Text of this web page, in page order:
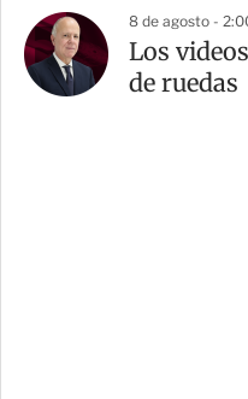
8 de agosto -
Los
de ruedas